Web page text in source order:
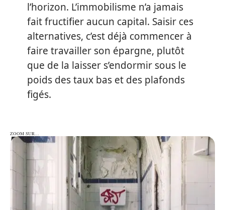
l’horizon. L’immobilisme n’a jamais
fait fructifier aucun capital. Saisir ces
alternatives, c’est déjà commencer à
faire travailler son épargne, plutôt
que de la laisser s’endormir sous le
poids des taux bas et des plafonds
figés.
ZOOM SUR…
ZOOM SUR…